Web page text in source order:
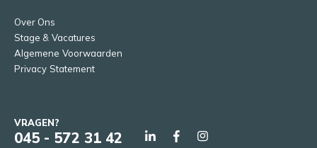
Over Ons
Stage & Vacatures
Algemene Voorwaarden
Privacy Statement
VRAGEN?
045 - 572 31 42